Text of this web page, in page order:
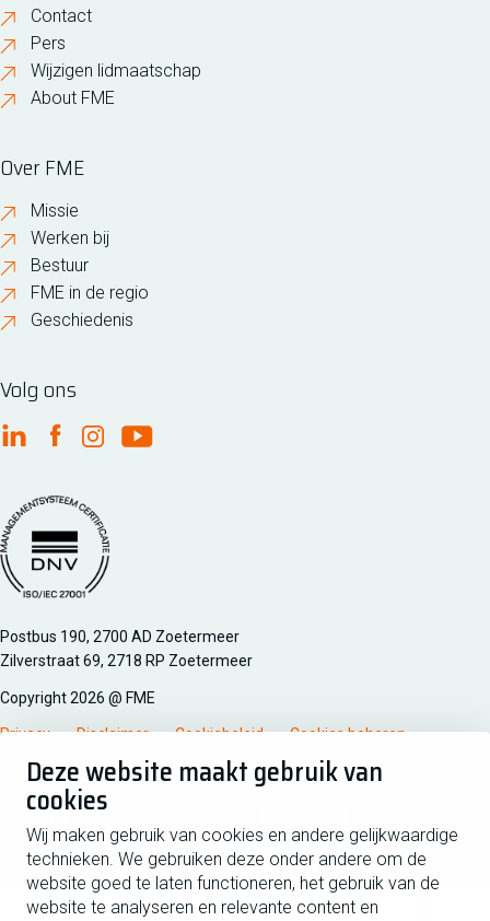
Deze website maakt gebruik van
cookies
Wij maken gebruik van cookies en andere gelijkwaardige
technieken. We gebruiken deze onder andere om de
website goed te laten functioneren, het gebruik van de
website te analyseren en relevante content en
Contact
Pers
Wijzigen lidmaatschap
About FME
Over FME
Missie
Werken bij
Bestuur
FME in de regio
Geschiedenis
Volg ons
FME Linkedin
FME Facebook
FME Instagram
FME Youtube
Managementsyteem certificatie DNV iso/iec 27001
Postbus 190, 2700 AD Zoetermeer
Zilverstraat 69, 2718 RP Zoetermeer
Copyright 2026 @ FME
Privacy Disclaimer Cookiebeleid Cookies beheren
Schrijf je in voor de nieuwsbrief
Voornaam